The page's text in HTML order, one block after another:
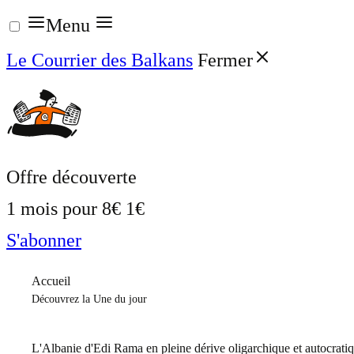
Aller
au
contenu
Menu
Le Courrier des Balkans Fermer
Offre découverte
1 mois pour 8€ 1€
S'abonner
Accueil
Découvrez la Une du jour
L'Albanie d'Edi Rama en pleine dérive oligarchique et